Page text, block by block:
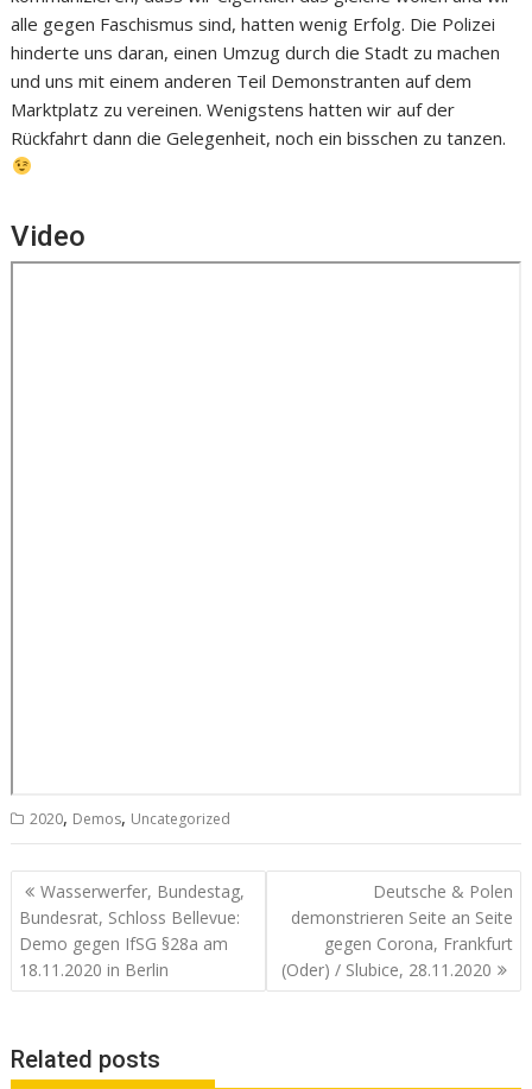
alle gegen Faschismus sind, hatten wenig Erfolg. Die Polizei
hinderte uns daran, einen Umzug durch die Stadt zu machen
und uns mit einem anderen Teil Demonstranten auf dem
Marktplatz zu vereinen. Wenigstens hatten wir auf der
Rückfahrt dann die Gelegenheit, noch ein bisschen zu tanzen.
Video
2020, Demos, Uncategorized
Beitrags-
Navigation
Wasserwerfer, Bundestag,
Bundesrat, Schloss Bellevue:
Demo gegen IfSG §28a am
18.11.2020 in Berlin
Deutsche & Polen
demonstrieren Seite an Seite
gegen Corona, Frankfurt
(Oder) / Slubice, 28.11.2020
Related posts